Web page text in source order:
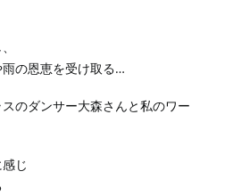
の恩恵を受け取る…
のダンサー大森さんと私のワー
じ